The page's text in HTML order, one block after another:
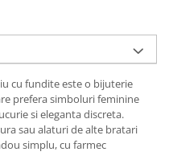
cu fundite este o bijuterie
prefera simboluri feminine
si eleganta discreta.
sau alaturi de alte bratari
simplu, cu farmec